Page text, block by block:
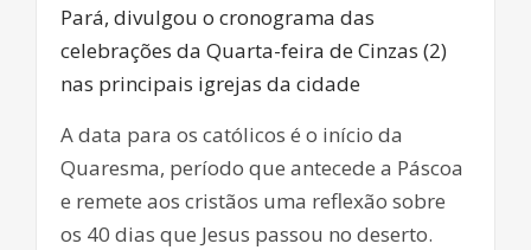
Pará, divulgou o cronograma das
celebrações da Quarta-feira de Cinzas (2)
nas principais igrejas da cidade
A data para os católicos é o início da
Quaresma, período que antecede a Páscoa
e remete aos cristãos uma reflexão sobre
os 40 dias que Jesus passou no deserto.